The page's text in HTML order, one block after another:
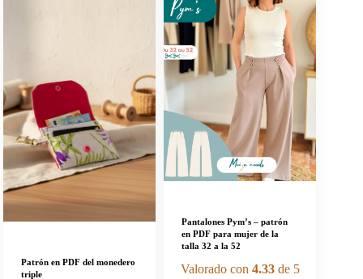
Patrón en PDF del monedero
triple
Pantalones Pym’s – patrón
en PDF para mujer de la
talla 32 a la 52
Valorado con 4.33de 5